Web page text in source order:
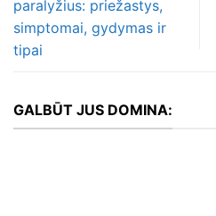
paralyžius: priežastys,
simptomai, gydymas ir
tipai
GALBŪT JUS DOMINA: